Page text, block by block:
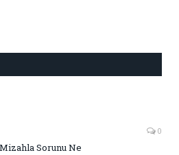
0
Sorunu Ne